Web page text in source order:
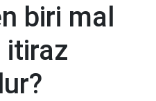
biri mal
itiraz